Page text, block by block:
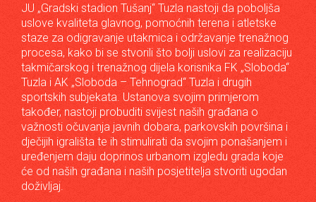
JU „Gradski stadion Tušanj“ Tuzla nastoji da poboljša
uslove kvaliteta glavnog, pomoćnih terena i atletske
staze za odigravanje utakmica i održavanje trenažnog
procesa, kako bi se stvorili što bolji uslovi za realizaciju
takmičarskog i trenažnog dijela korisnika FK „Sloboda“
Tuzla i AK „Sloboda – Tehnograd“ Tuzla i drugih
sportskih subjekata. Ustanova svojim primjerom
također, nastoji probuditi svijest naših građana o
važnosti očuvanja javnih dobara, parkovskih površina i
dječijih igrališta te ih stimulirati da svojim ponašanjem i
uređenjem daju doprinos urbanom izgledu grada koje
će od naših građana i naših posjetitelja stvoriti ugodan
doživljaj.